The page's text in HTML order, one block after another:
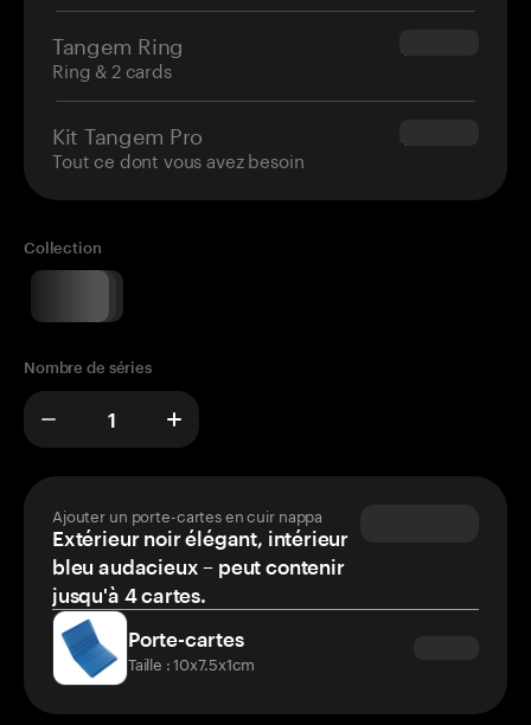
Tangem Ring
Ring & 2 cards
$160.00
Kit Tangem Pro
Tout ce dont vous avez besoin
$180.00
Collection
Nombre de séries
Ajouter un porte-cartes en cuir nappa
Extérieur noir élégant, intérieur
bleu audacieux – peut contenir
jusqu'à 4 cartes.
Porte-cartes
Taille : 10x7.5x1cm